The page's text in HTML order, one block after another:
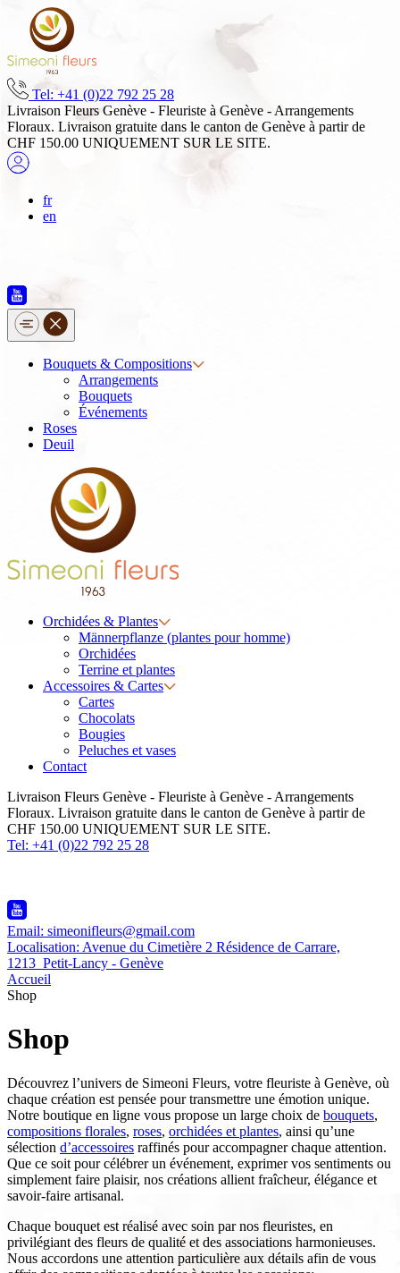
content
Tel: +41 (0)22 792 25 28
Livraison Fleurs Genève - Fleuriste à Genève - Arrangements
Floraux. Livraison gratuite dans le canton de Genève à partir de
CHF 150.00 UNIQUEMENT SUR LE SITE.
fr
en
Bouquets & Compositions
Arrangements
Bouquets
Événements
Roses
Deuil
Orchidées & Plantes
Männerpflanze (plantes pour homme)
Orchidées
Terrine et plantes
Accessoires & Cartes
Cartes
Chocolats
Bougies
Peluches et vases
Contact
Livraison Fleurs Genève - Fleuriste à Genève - Arrangements
Floraux. Livraison gratuite dans le canton de Genève à partir de
CHF 150.00 UNIQUEMENT SUR LE SITE.
Tel: +41 (0)22 792 25 28
Email: simeonifleurs@gmail.com
Localisation: Avenue du Cimetière 2 Résidence de Carrare,
1213 Petit-Lancy - Genève
Accueil
Shop
Shop
Découvrez l’univers de Simeoni Fleurs, votre fleuriste à Genève, où
chaque création est pensée pour transmettre une émotion unique.
Notre boutique en ligne vous propose un large choix de bouquets,
compositions florales, roses, orchidées et plantes, ainsi qu’une
sélection d’accessoires raffinés pour accompagner chaque attention.
Que ce soit pour célébrer un événement, exprimer vos sentiments ou
simplement faire plaisir, nos créations allient fraîcheur, élégance et
savoir-faire artisanal.
Chaque bouquet est réalisé avec soin par nos fleuristes, en
privilégiant des fleurs de qualité et des associations harmonieuses.
Nous accordons une attention particulière aux détails afin de vous